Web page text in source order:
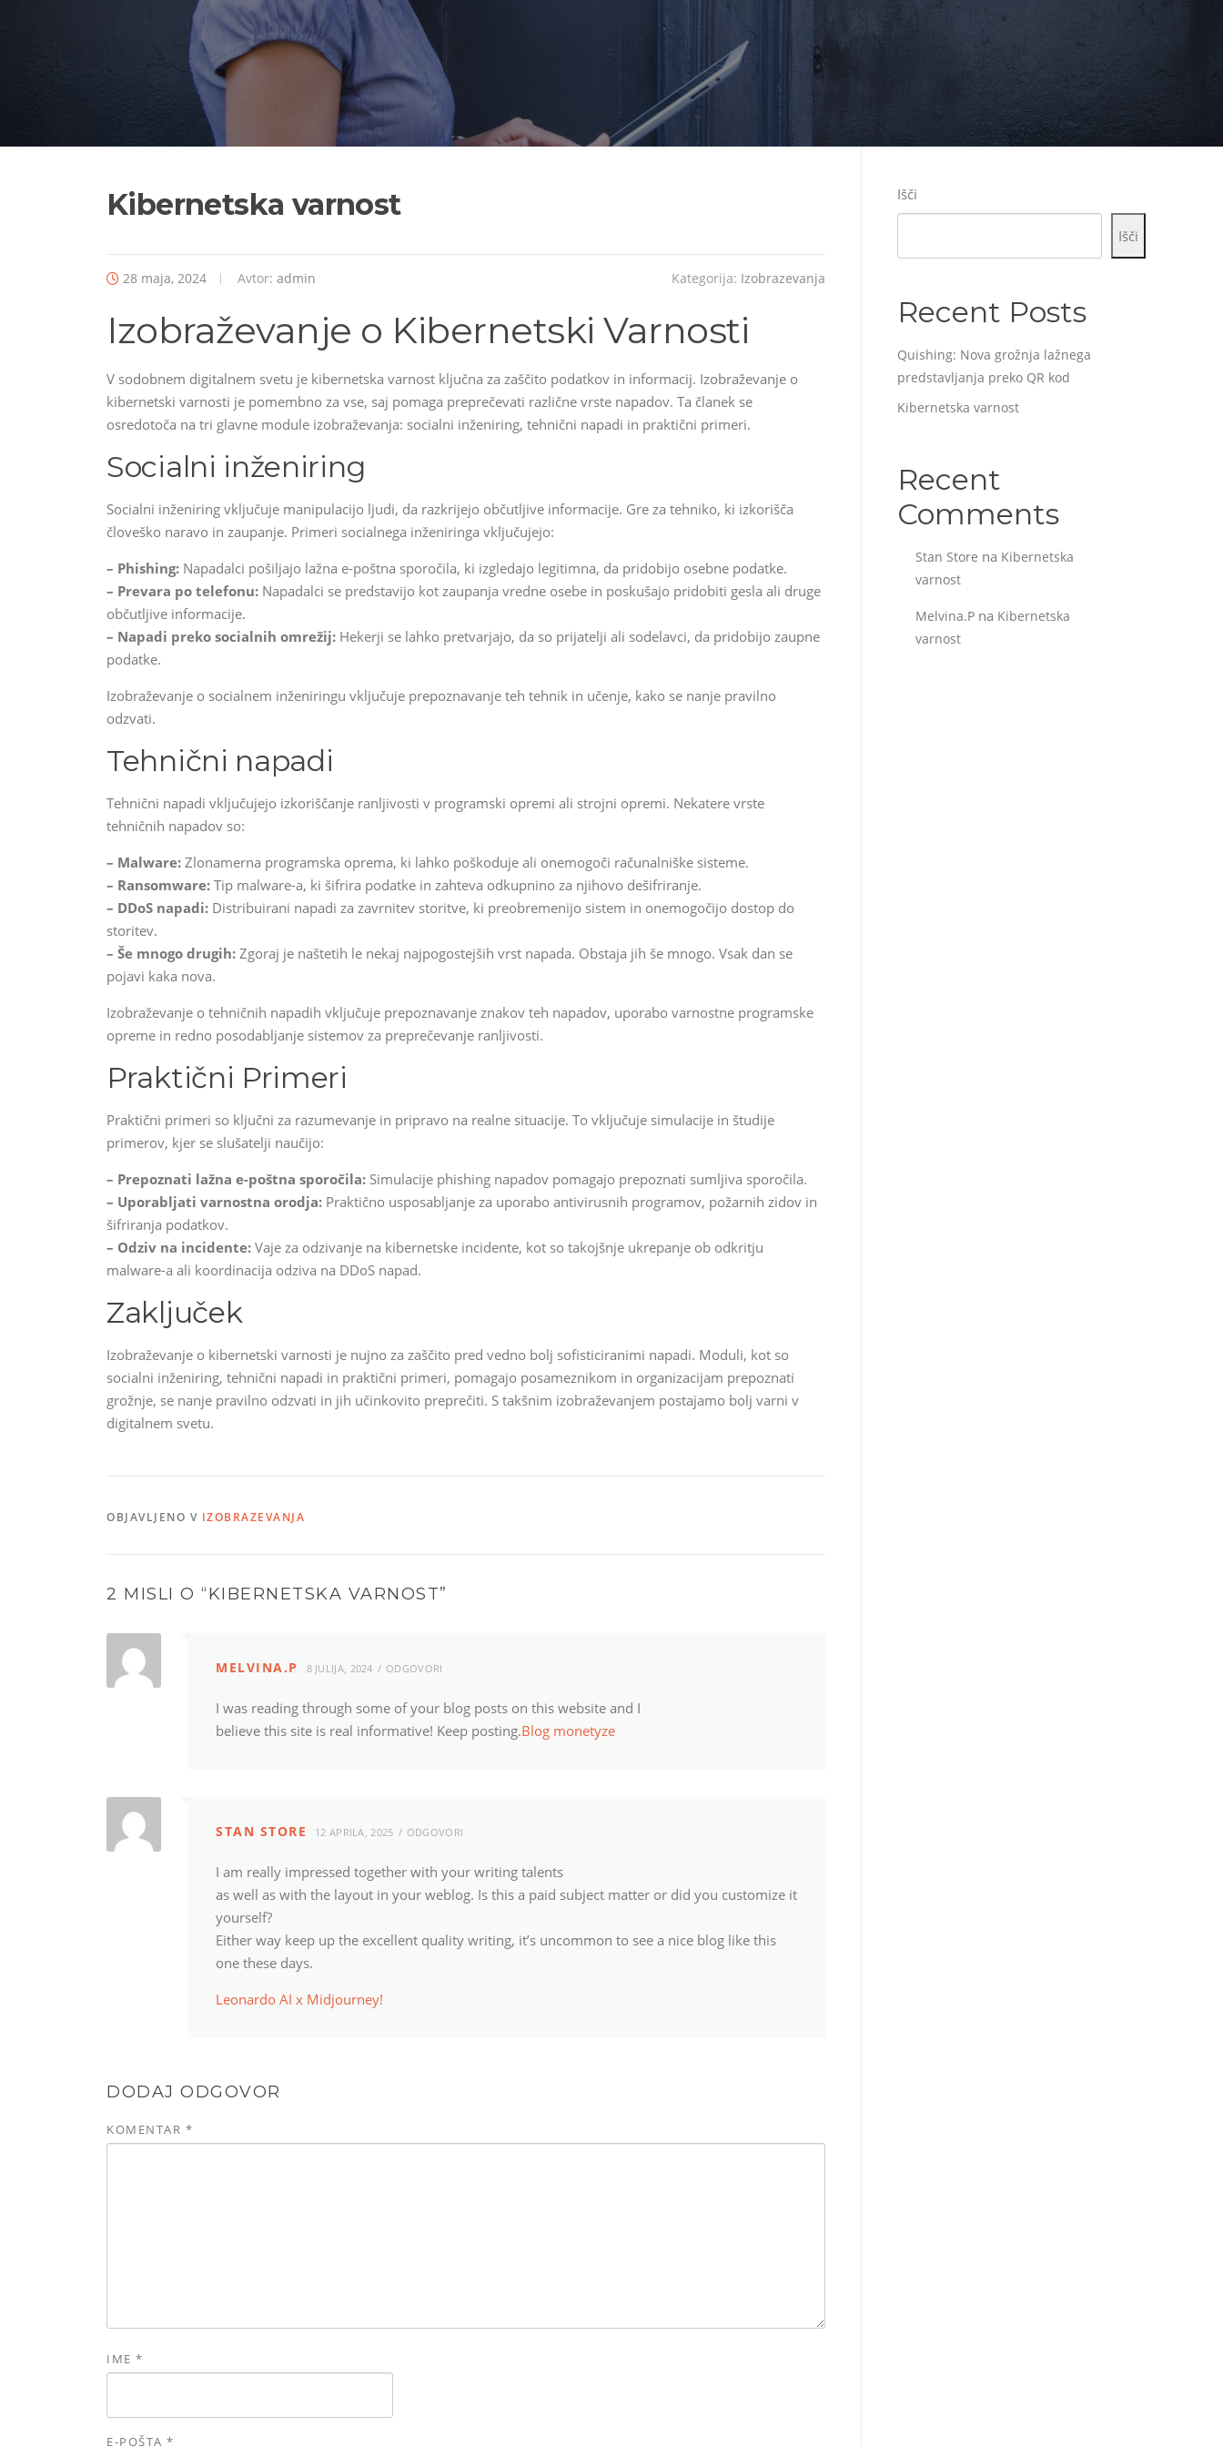
Kibernetska varnost
28 maja, 2024 Avtor: admin Kategorija: Izobrazevanja
Izobraževanje o Kibernetski Varnosti
V sodobnem digitalnem svetu je kibernetska varnost ključna za zaščito podatkov in informacij. Izobraževanje o
kibernetski varnosti je pomembno za vse, saj pomaga preprečevati različne vrste napadov. Ta članek se
osredotoča na tri glavne module izobraževanja: socialni inženiring, tehnični napadi in praktični primeri.
Socialni inženiring
Socialni inženiring vključuje manipulacijo ljudi, da razkrijejo občutljive informacije. Gre za tehniko, ki izkorišča
človeško naravo in zaupanje. Primeri socialnega inženiringa vključujejo:
– Phishing: Napadalci pošiljajo lažna e-poštna sporočila, ki izgledajo legitimna, da pridobijo osebne podatke.
– Prevara po telefonu: Napadalci se predstavijo kot zaupanja vredne osebe in poskušajo pridobiti gesla ali druge
občutljive informacije.
– Napadi preko socialnih omrežij: Hekerji se lahko pretvarjajo, da so prijatelji ali sodelavci, da pridobijo zaupne
podatke.
Izobraževanje o socialnem inženiringu vključuje prepoznavanje teh tehnik in učenje, kako se nanje pravilno
odzvati.
Tehnični napadi
Tehnični napadi vključujejo izkoriščanje ranljivosti v programski opremi ali strojni opremi. Nekatere vrste
tehničnih napadov so:
– Malware: Zlonamerna programska oprema, ki lahko poškoduje ali onemogoči računalniške sisteme.
– Ransomware: Tip malware-a, ki šifrira podatke in zahteva odkupnino za njihovo dešifriranje.
– DDoS napadi: Distribuirani napadi za zavrnitev storitve, ki preobremenijo sistem in onemogočijo dostop do
storitev.
– Še mnogo drugih: Zgoraj je naštetih le nekaj najpogostejših vrst napada. Obstaja jih še mnogo. Vsak dan se
pojavi kaka nova.
Izobraževanje o tehničnih napadih vključuje prepoznavanje znakov teh napadov, uporabo varnostne programske
opreme in redno posodabljanje sistemov za preprečevanje ranljivosti.
Praktični Primeri
Praktični primeri so ključni za razumevanje in pripravo na realne situacije. To vključuje simulacije in študije
primerov, kjer se slušatelji naučijo:
– Prepoznati lažna e-poštna sporočila: Simulacije phishing napadov pomagajo prepoznati sumljiva sporočila.
– Uporabljati varnostna orodja: Praktično usposabljanje za uporabo antivirusnih programov, požarnih zidov in
šifriranja podatkov.
– Odziv na incidente: Vaje za odzivanje na kibernetske incidente, kot so takojšnje ukrepanje ob odkritju
malware-a ali koordinacija odziva na DDoS napad.
Zaključek
Izobraževanje o kibernetski varnosti je nujno za zaščito pred vedno bolj sofisticiranimi napadi. Moduli, kot so
socialni inženiring, tehnični napadi in praktični primeri, pomagajo posameznikom in organizacijam prepoznati
grožnje, se nanje pravilno odzvati in jih učinkovito preprečiti. S takšnim izobraževanjem postajamo bolj varni v
digitalnem svetu.
OBJAVLJENO V IZOBRAZEVANJA
2 MISLI O “KIBERNETSKA VARNOST”
MELVINA.P 8 JULIJA, 2024 ODGOVORI
I was reading through some of your blog posts on this website and I
believe this site is real informative! Keep posting.Blog monetyze
STAN STORE 12 APRILA, 2025 ODGOVORI
I am really impressed together with your writing talents
as well as with the layout in your weblog. Is this a paid subject matter or did you customize it
yourself?
Either way keep up the excellent quality writing, it’s uncommon to see a nice blog like this
one these days.
Leonardo AI x Midjourney!
DODAJ ODGOVOR
KOMENTAR *
IME *
E-POŠTA *
Išči
Išči
Recent Posts
Quishing: Nova grožnja lažnega
predstavljanja preko QR kod
Kibernetska varnost
Recent
Comments
Stan Store na Kibernetska
varnost
Melvina.P na Kibernetska
varnost